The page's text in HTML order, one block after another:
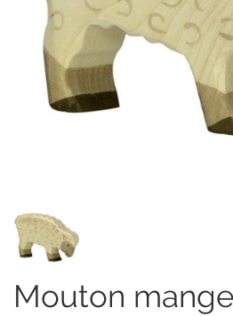
mouton